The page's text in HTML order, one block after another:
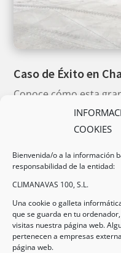
COOKIES
Bienvenida/o a la información
responsabilidad de la entidad:
CLIMANAVAS 100, S.L.
Una cookie o galleta
que se guarda en tu
visitas nuestra página web.
pertenecen a empresas
página web.
Caso de Éxito en
Conoce cómo esta
térmico óptimo frente
Instalación integral
VER CASO